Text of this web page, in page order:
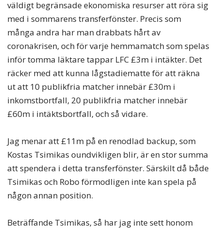
väldigt begränsade ekonomiska resurser att röra sig
med i sommarens transferfönster. Precis som
många andra har man drabbats hårt av
coronakrisen, och för varje hemmamatch som spelas
inför tomma läktare tappar LFC £3m i intäkter. Det
räcker med att kunna lågstadiematte för att räkna
ut att 10 publikfria matcher innebär £30m i
inkomstbortfall, 20 publikfria matcher innebär
£60m i intäktsbortfall, och så vidare.
Jag menar att £11m på en renodlad backup, som
Kostas Tsimikas oundvikligen blir, är en stor summa
att spendera i detta transferfönster. Särskilt då både
Tsimikas och Robo förmodligen inte kan spela på
någon annan position.
Beträffande Tsimikas, så har jag inte sett honom